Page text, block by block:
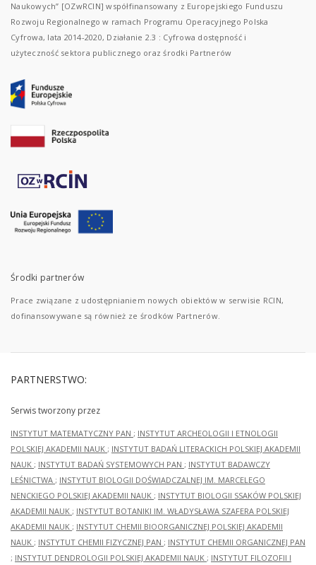
Naukowych” [OZwRCIN] współfinansowany z Europejskiego Funduszu
Rozwoju Regionalnego w ramach Programu Operacyjnego Polska
Cyfrowa, lata 2014-2020, Działanie 2.3 : Cyfrowa dostępność i
użyteczność sektora publicznego oraz środki Partnerów
Środki partnerów
Prace związane z udostępnianiem nowych obiektów w serwisie RCIN,
dofinansowywane są również ze środków Partnerów.
PARTNERSTWO:
Serwis tworzony przez
INSTYTUT MATEMATYCZNY PAN ; INSTYTUT ARCHEOLOGII I ETNOLOGII
POLSKIEJ AKADEMII NAUK ; INSTYTUT BADAŃ LITERACKICH POLSKIEJ AKADEMII
NAUK ; INSTYTUT BADAŃ SYSTEMOWYCH PAN ; INSTYTUT BADAWCZY
LEŚNICTWA ; INSTYTUT BIOLOGII DOŚWIADCZALNEJ IM. MARCELEGO
NENCKIEGO POLSKIEJ AKADEMII NAUK ; INSTYTUT BIOLOGII SSAKÓW POLSKIEJ
AKADEMII NAUK ; INSTYTUT BOTANIKI IM. WŁADYSŁAWA SZAFERA POLSKIEJ
AKADEMII NAUK ; INSTYTUT CHEMII BIOORGANICZNEJ POLSKIEJ AKADEMII
NAUK ; INSTYTUT CHEMII FIZYCZNEJ PAN ; INSTYTUT CHEMII ORGANICZNEJ PAN
; INSTYTUT DENDROLOGII POLSKIEJ AKADEMII NAUK ; INSTYTUT FILOZOFII I